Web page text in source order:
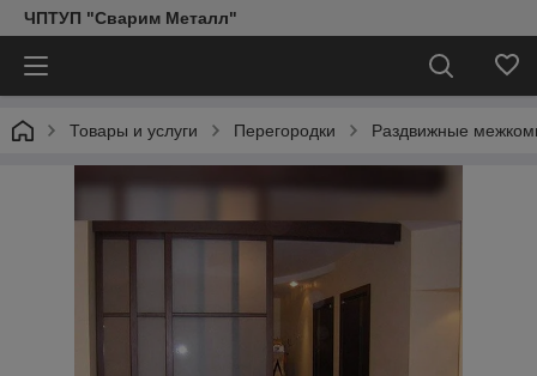
ЧПТУП "Сварим Металл"
Товары и услуги Перегородки Раздвижные